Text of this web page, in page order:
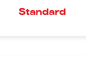
Standard